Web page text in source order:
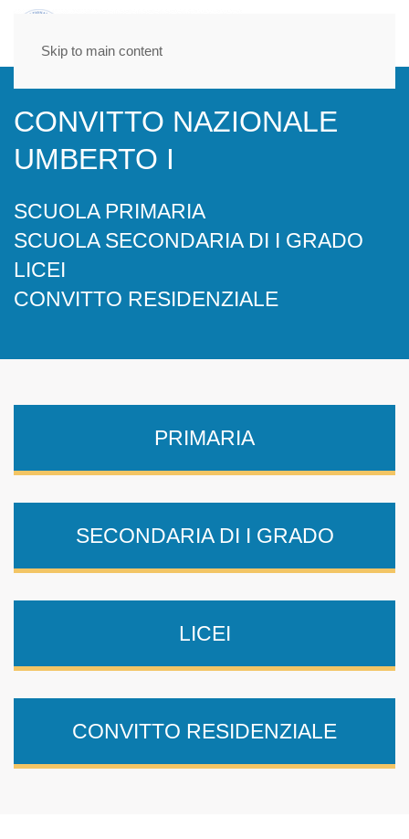
Skip to main content
CONVITTO NAZIONALE
UMBERTO I
SCUOLA PRIMARIA
SCUOLA SECONDARIA DI I GRADO
LICEI
CONVITTO RESIDENZIALE
PRIMARIA
SECONDARIA DI I GRADO
LICEI
CONVITTO RESIDENZIALE